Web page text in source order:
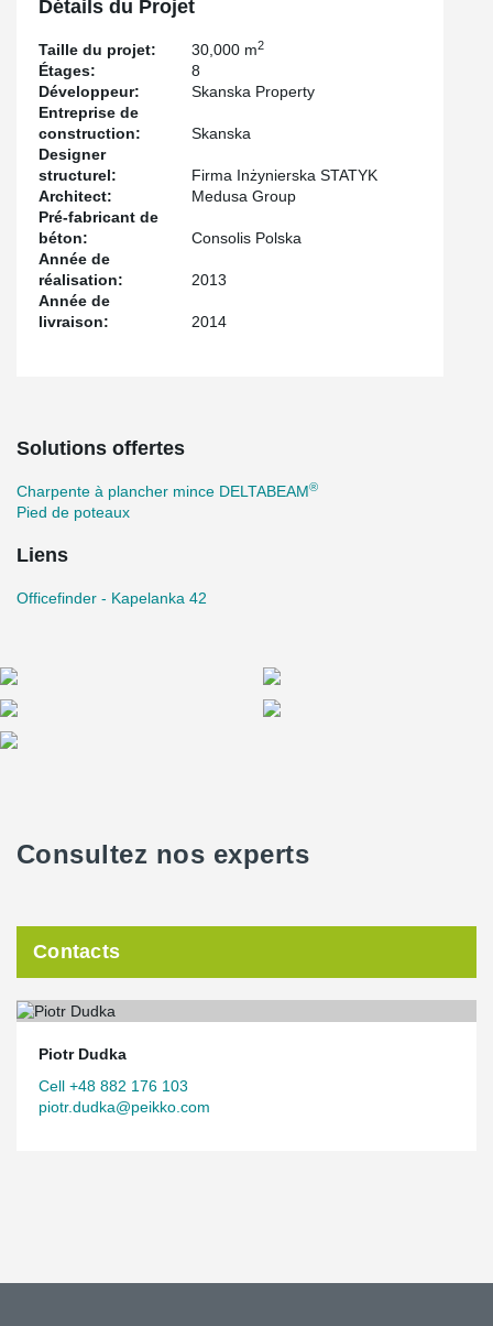
Détails du Projet
Taille du projet: 30,000 m2
Étages:
8
Développeur:
Skanska Property
Entreprise de
construction:
Skanska
Designer
structurel:
Firma Inżynierska STATYK
Architect:
Medusa Group
Pré-fabricant de
béton:
Consolis Polska
Année de
réalisation:
2013
Année de
livraison:
2014
Solutions offertes
Charpente à plancher mince DELTABEAM®
Pied de poteaux
Liens
Officefinder - Kapelanka 42
Consultez nos experts
Contacts
Piotr Dudka
Cell +48 882 176 103
piotr.dudka@peikko.com